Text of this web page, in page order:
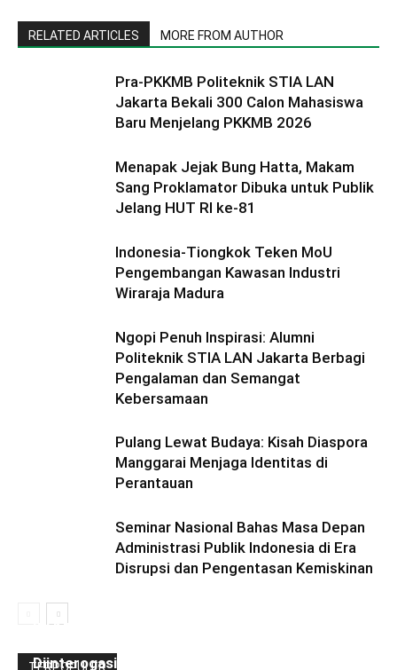
RELATED ARTICLES MORE FROM AUTHOR
Pra-PKKMB Politeknik STIA LAN
Jakarta Bekali 300 Calon Mahasiswa
Baru Menjelang PKKMB 2026
Menapak Jejak Bung Hatta, Makam
Sang Proklamator Dibuka untuk Publik
Jelang HUT RI ke-81
Indonesia-Tiongkok Teken MoU
Pengembangan Kawasan Industri
Wiraraja Madura
Ngopi Penuh Inspirasi: Alumni
Politeknik STIA LAN Jakarta Berbagi
Pengalaman dan Semangat
Kebersamaan
Pulang Lewat Budaya: Kisah Diaspora
Manggarai Menjaga Identitas di
Perantauan
Seminar Nasional Bahas Masa Depan
Administrasi Publik Indonesia di Era
Disrupsi dan Pengentasan Kemiskinan
Ini Kronologinya! Diduga Teriaki Kata Sambo,
Diinterogasi Aparat Polres Sikka